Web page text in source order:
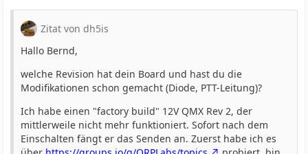
Zitat von dh5is
Hallo Bernd,
welche Revision hat dein Board und hast du die
Modifikationen schon gemacht (Diode, PTT-Leitung)?
Ich habe einen "factory build" 12V QMX Rev 2, der
mittlerweile nicht mehr funktioniert. Sofort nach dem
Einschalten fängt er das Senden an. Zuerst habe ich es